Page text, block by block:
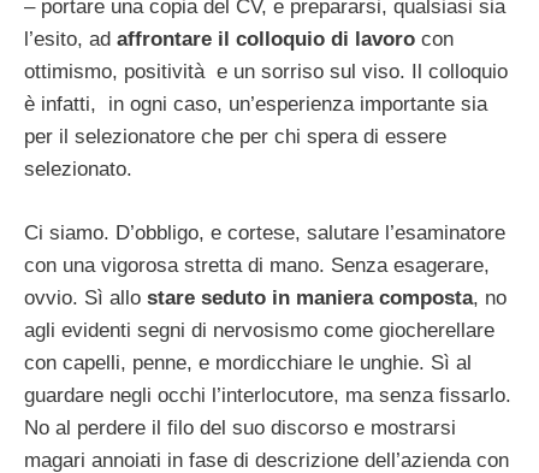
– portare una copia del CV, e prepararsi, qualsiasi sia
l’esito, ad affrontare il colloquio di lavoro con
ottimismo, positività e un sorriso sul viso. Il colloquio
è infatti, in ogni caso, un’esperienza importante sia
per il selezionatore che per chi spera di essere
selezionato.
Ci siamo. D’obbligo, e cortese, salutare l’esaminatore
con una vigorosa stretta di mano. Senza esagerare,
ovvio. Sì allo stare seduto in maniera composta, no
agli evidenti segni di nervosismo come giocherellare
con capelli, penne, e mordicchiare le unghie. Sì al
guardare negli occhi l’interlocutore, ma senza fissarlo.
No al perdere il filo del suo discorso e mostrarsi
magari annoiati in fase di descrizione dell’azienda con